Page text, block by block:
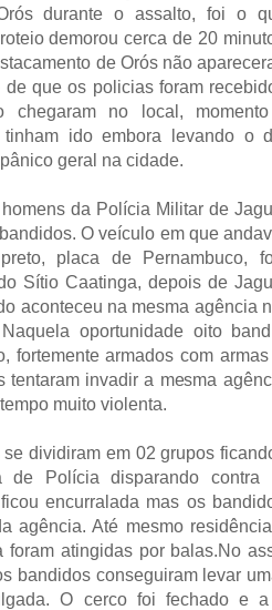
durante o assalto, foi o
demorou cerca de 20
de Orós não
de que os policias foram
chegaram no local,
tinham ido embora levando o
geral na cidade.
da Polícia Militar de
O veículo em que
placa de Pernambuco,
Sítio Caatinga, depois de
aconteceu na mesma agência
oportunidade oito
fortemente armados com
tentaram invadir a mesma
muito violenta.
dividiram em 02 grupos
de Polícia disparando contra
encurralada mas os
agência. Até mesmo
foram atingidas por balas.No
bandidos conseguiram levar
O cerco foi fechado e